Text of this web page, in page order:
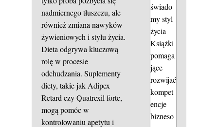
nadmiernego tłuszczu, ale
również zmiana nawyków
żywieniowych i stylu życia.
Dieta odgrywa kluczową
rolę w procesie
odchudzania. Suplementy
diety, takie jak Adipex
Retard czy Quatrexil forte,
mogą pomóc w
kontrolowaniu apetytu i
świado
my styl
życia
Książki
pomaga
jące
rozwijać
kompet
encje
bizneso